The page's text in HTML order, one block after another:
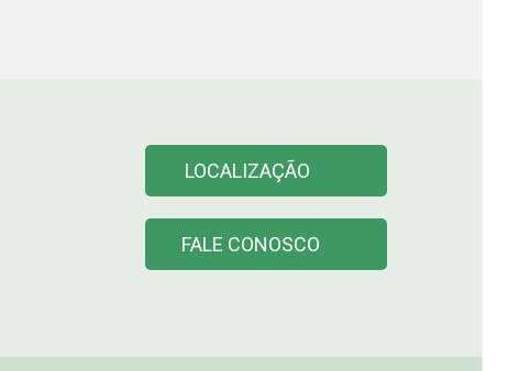
LOCALIZAÇÃO
FALE CONOSCO